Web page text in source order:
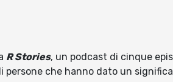
R Stories, un podcast di cinque
persone che hanno dato un